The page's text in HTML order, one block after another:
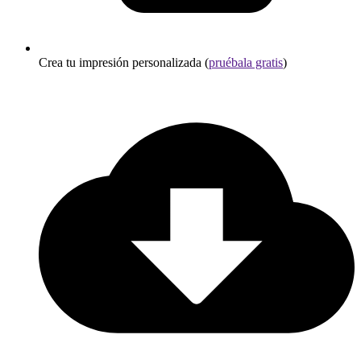
Crea tu impresión personalizada (pruébala gratis)